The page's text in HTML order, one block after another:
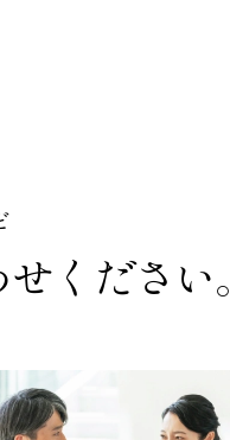
ください。